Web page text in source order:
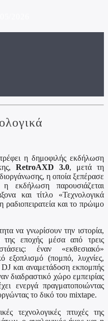
η δημοφιλής εκδήλωση
RetroAXD 3.0, μετά τη
η οποία ξεπέρασε
εκδήλωση παρουσιάζεται
και τίτλο «Τεχνολογικά
και το πρώιμο
να γνωρίσουν την ιστορία,
της εποχής μέσα από τρεις
έναν «εκθεσιακό»
εξοπλισμό (πομπό, λυχνίες,
και αναμετάδοση εκπομπής
διαδραστικό χώρο εμπειρίας
ενεργά πραγματοποιώντας
το δικό του mixtape.
τεχνολογικές πτυχές της